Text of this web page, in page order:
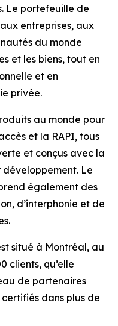
Le portefeuille de
entreprises, aux
du monde
et les biens, tout en
et en
privée.
au monde pour
et la RAPI, tous
et conçus avec la
Le
également des
d’interphonie et de
situé à Montréal, au
clients, qu’elle
de partenaires
dans plus de